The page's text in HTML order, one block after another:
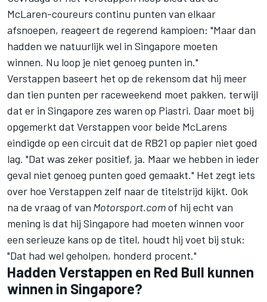
McLaren-coureurs continu punten van elkaar
afsnoepen, reageert de regerend kampioen: "Maar dan
hadden we natuurlijk wel in Singapore moeten
winnen. Nu loop je niet genoeg punten in."
Verstappen baseert het op de rekensom dat hij meer
dan tien punten per raceweekend moet pakken, terwijl
dat er in Singapore zes waren op Piastri. Daar moet bij
opgemerkt dat Verstappen voor beide McLarens
eindigde op een circuit dat de RB21 op papier niet goed
lag. "Dat was zeker positief, ja. Maar we hebben in ieder
geval niet genoeg punten goed gemaakt." Het zegt iets
over hoe Verstappen zelf naar de titelstrijd kijkt. Ook
na de vraag of van Motorsport.comof hij echt van
mening is dat hij Singapore had moeten winnen voor
een serieuze kans op de titel, houdt hij voet bij stuk:
"Dat had wel geholpen, honderd procent."
Hadden Verstappen en Red Bull kunnen
winnen in Singapore?